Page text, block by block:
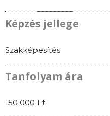
Képzés jellege
Szakképesítés
Tanfolyam ára
150 000 Ft